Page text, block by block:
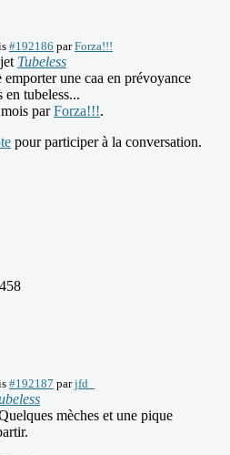
#192186 parForza!!!
Tubeless
une caa en prévoyance
en tubeless...
parForza!!!.
pour participer à la conversation.
#192187 parjfd_
mèches et une pique